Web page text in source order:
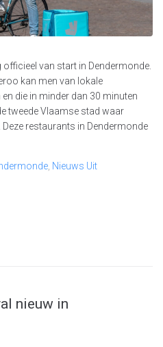
van start in Dendermonde.
kan men van lokale
die in minder dan 30 minuten
tweede Vlaamse stad waar
restaurants in Dendermonde
Nieuws Uit
nieuw in